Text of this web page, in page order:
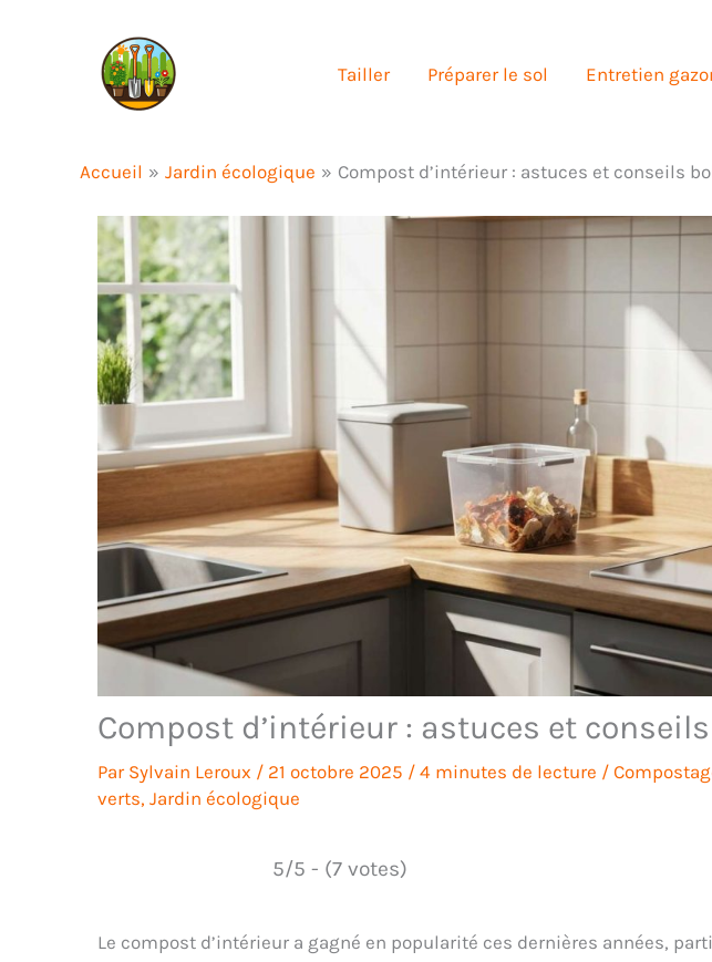
Tailler Préparer le sol Entretien
Accueil Jardin écologique Compost d’intérieur : astuces et conseils
Compost d’intérieur : astuces et
Par Sylvain Leroux / 21 octobre 2025 / 4 minutes de lecture /
verts, Jardin écologique
5/5 - (7 votes)
Le compost d’intérieur a gagné en popularité ces dernières années,